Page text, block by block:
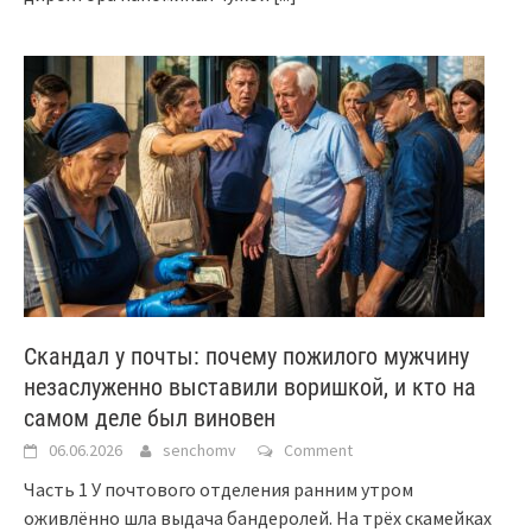
Скандал у почты: почему пожилого мужчину
незаслуженно выставили воришкой, и кто на
самом деле был виновен
06.06.2026 senchomv Comment
Часть 1 У почтового отделения ранним утром
оживлённо шла выдача бандеролей. На трёх скамейках